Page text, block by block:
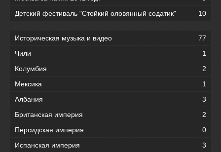
Детский фестиваль "Стойкий оловянный содатик"
10
Историческая музыка и видео
77
Чили
1
Колумбия
2
Мексика
1
Албания
3
Британская империя
2
Персидская империя
0
Испанская империя
3